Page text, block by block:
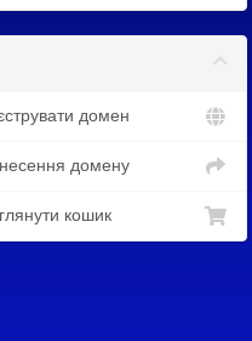
домен
домену
кошик